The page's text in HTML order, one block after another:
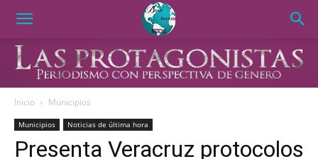
Inicio Municipios
Municipios Noticias de última hora
Presenta Veracruz protocolos